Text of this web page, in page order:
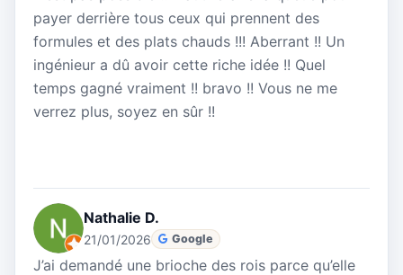
payer derrière tous ceux qui prennent des
formules et des plats chauds !!! Aberrant !! Un
ingénieur a dû avoir cette riche idée !! Quel
temps gagné vraiment !! bravo !! Vous ne me
verrez plus, soyez en sûr !!
Nathalie D.
21/01/2026 Google
J’ai demandé une brioche des rois parce qu’elle